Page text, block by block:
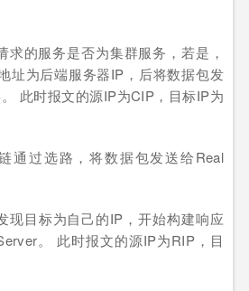
求的服务是否为集群服务，若是，
址为后端服务器IP，后将数据包发
此时报文的源IP为CIP，目标IP为
通过选路，将数据包发送给Real
现目标为自己的IP，开始构建响应
。 此时报文的源IP为RIP，目